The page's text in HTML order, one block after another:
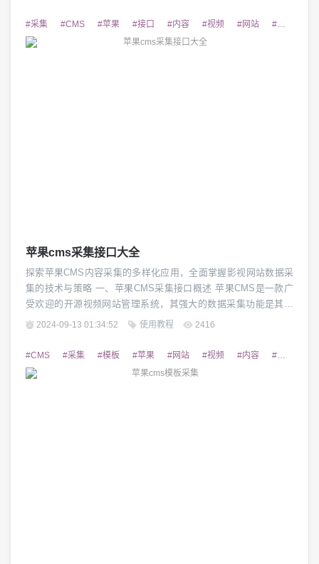
站长带来稳定的流量和收益。相比传统的广告营销模式,苹果CMS
无广告采集站为用户和站长带...
#采集 #CMS #苹果 #接口 #内容 #视频 #网站 #网页
苹果cms采集接口大全
探索苹果CMS内容采集的多样化应用，全面掌握影视网站数据采
集的技术与策略 一、苹果CMS采集接口概述 苹果CMS是一款广
受欢迎的开源视频网站管理系统，其强大的数据采集功能是其核
心优势之一。苹果CMS采集接口为用户提供了多种渠道和方式获
绍苹果CMS采集接口的类型、特点及应用场景，帮助读者深入了
解并掌握苹果CMS采集的方方面面。...
2024-09-13 01:34:52 使用教程 2416
#CMS #采集 #模板 #苹果 #网站 #视频 #内容 #获取